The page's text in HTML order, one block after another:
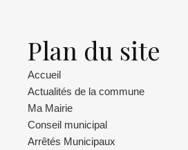
Plan du site
Accueil
Actualités de la commune
Ma Mairie
Conseil municipal
Arrêtés Municipaux